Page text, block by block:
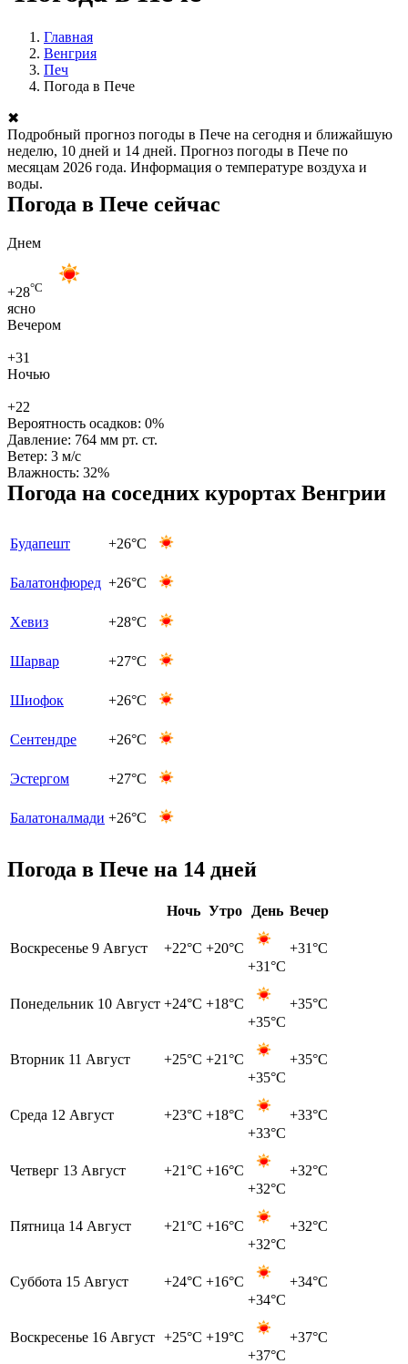
Главная
Венгрия
Печ
Погода в Пече
✖
Подробный прогноз погоды в Пече на сегодня и ближайшую
неделю, 10 дней и 14 дней. Прогноз погоды в Пече по
месяцам 2026 года. Информация о температуре воздуха и
воды.
Погода в Пече сейчас
Днем
+28°C
ясно
Вечером
+31
Ночью
+22
Вероятность осадков: 0%
Давление: 764 мм рт. ст.
Ветер: 3 м/с
Влажность: 32%
Погода на соседних курортах Венгрии
Будапешт +26°C
Балатонфюред +26°C
Хевиз +28°C
Шарвар +27°C
Шиофок +26°C
Сентендре +26°C
Эстергом +27°C
Балатоналмади +26°C
Погода в Пече на 14 дней
Ночь Утро День Вечер
Воскресенье 9 Август +22°C +20°C
+31°C
+31°C
Понедельник 10 Август +24°C +18°C
+35°C
+35°C
Вторник 11 Август +25°C +21°C
+35°C
+35°C
Среда 12 Август +23°C +18°C
+33°C
+33°C
Четверг 13 Август +21°C +16°C
+32°C
+32°C
Пятница 14 Август +21°C +16°C
+32°C
+32°C
Суббота 15 Август +24°C +16°C
+34°C
+34°C
Воскресенье 16 Август +25°C +19°C
+37°C
+37°C